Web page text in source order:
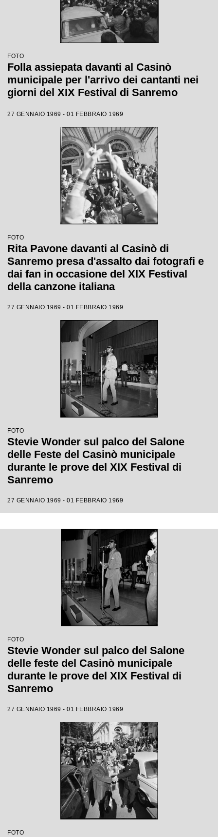
FOTO
Folla assiepata davanti al Casinò
municipale per l'arrivo dei cantanti nei
giorni del XIX Festival di Sanremo
27 GENNAIO 1969 - 01 FEBBRAIO 1969
FOTO
Rita Pavone davanti al Casinò di
Sanremo presa d'assalto dai fotografi e
dai fan in occasione del XIX Festival
della canzone italiana
27 GENNAIO 1969 - 01 FEBBRAIO 1969
FOTO
Stevie Wonder sul palco del Salone
delle Feste del Casinò municipale
durante le prove del XIX Festival di
Sanremo
27 GENNAIO 1969 - 01 FEBBRAIO 1969
FOTO
Stevie Wonder sul palco del Salone
delle feste del Casinò municipale
durante le prove del XIX Festival di
Sanremo
27 GENNAIO 1969 - 01 FEBBRAIO 1969
FOTO